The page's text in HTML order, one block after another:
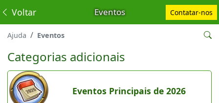
Eventos
Voltar Contatar-nos
Ajuda Eventos
Categorias adicionais
Eventos Principais de 2026